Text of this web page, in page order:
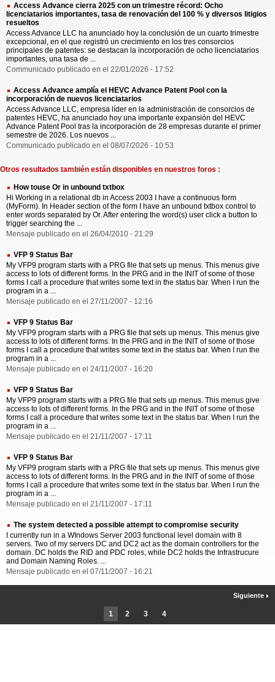
Access Advance cierra 2025 con un trimestre récord: Ocho
licenciatarios importantes, tasa de renovación del 100 % y diversos litigios
resueltos
Access Advance LLC ha anunciado hoy la conclusión de un cuarto trimestre
excepcional, en el que registró un crecimiento en los tres consorcios
principales de patentes: se destacan la incorporación de ocho licenciatarios
importantes, una tasa de ...
Communicado publicado en el 22/01/2026 - 17:52
Access Advance amplía el HEVC Advance Patent Pool con la
incorporación de nuevos licenciatarios
Access Advance LLC, empresa líder en la administración de consorcios de
patentes HEVC, ha anunciado hoy una importante expansión del HEVC
Advance Patent Pool tras la incorporación de 28 empresas durante el primer
semestre de 2026. Los nuevos ...
Communicado publicado en el 08/07/2026 - 10:53
Otros resultados también están disponibles en nuestros foros :
How touse Or in unbound txtbox
Hi Working in a relational db in Access 2003 I have a continuous form
(MyForm). In Header section of the form I have an unbound txtbox control to
enter words separated by Or. After entering the word(s) user click a button to
trigger searching the ...
Mensaje publicado en el 26/04/2010 - 21:29
VFP 9 Status Bar
My VFP9 program starts with a PRG file that sets up menus. This menus give
access to lots of different forms. In the PRG and in the INIT of some of those
forms I call a procedure that writes some text in the status bar. When I run the
program in a ...
Mensaje publicado en el 27/11/2007 - 12:16
VFP 9 Status Bar
My VFP9 program starts with a PRG file that sets up menus. This menus give
access to lots of different forms. In the PRG and in the INIT of some of those
forms I call a procedure that writes some text in the status bar. When I run the
program in a ...
Mensaje publicado en el 24/11/2007 - 16:20
VFP 9 Status Bar
My VFP9 program starts with a PRG file that sets up menus. This menus give
access to lots of different forms. In the PRG and in the INIT of some of those
forms I call a procedure that writes some text in the status bar. When I run the
program in a ...
Mensaje publicado en el 21/11/2007 - 17:11
VFP 9 Status Bar
My VFP9 program starts with a PRG file that sets up menus. This menus give
access to lots of different forms. In the PRG and in the INIT of some of those
forms I call a procedure that writes some text in the status bar. When I run the
program in a ...
Mensaje publicado en el 21/11/2007 - 17:11
The system detected a possible attempt to compromise security
I currently run in a WIndows Server 2003 functional level domain with 8
servers. Two of my servers DC and DC2 act as the domain controllers for the
domain. DC holds the RID and PDC roles, while DC2 holds the Infrastrucure
and Domain Naming Roles. ...
Mensaje publicado en el 07/11/2007 - 16:21
1 2 3 4
Siguiente